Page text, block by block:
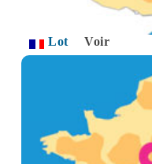
Lot Voir